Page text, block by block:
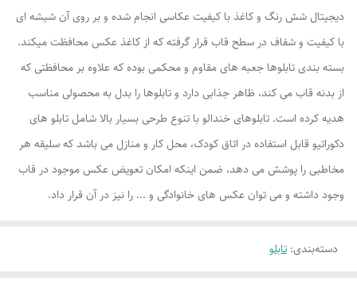
دیجیتال شش رنگ و کاغذ با کیفیت عکاسی انجام شده و بر روی آن شیشه ای
با کیفیت و شفاف در سطح قاب قرار گرفته که از کاغذ عکس محافظت میکند.
بسته بندی تابلوها جعبه های مقاوم و محکمی بوده که علاوه بر محافظتی که
از بدنه قاب می کند، ظاهر جذابی دارد و تابلوها را بدل به محصولی مناسب
هدیه کرده است. تابلوهای خندالو با تنوع طرحی بسیار بالا شامل تابلو های
دکوراتیو قابل استفاده در اتاق کودک، محل کار و منازل می باشد که سلیقه هر
مخاطبی را پوشش می دهد، ضمن اینکه امکان تعویض عکس موجود در قاب
وجود داشته و می توان عکس های خانوادگی و ... را نیز در آن قرار داد.
دسته‌بندی: تابلو